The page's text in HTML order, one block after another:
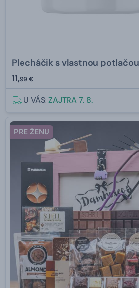
Plecháčik s vlastnou potlačou
11,99 €
U VÁS:ZAJTRA 7. 8.
PRE ŽENU